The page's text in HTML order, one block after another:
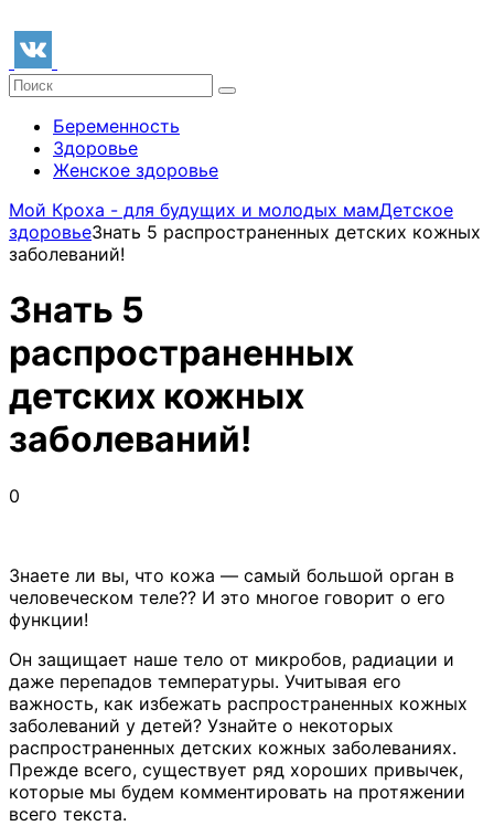
Беременность
Здоровье
Женское здоровье
Мой Кроха - для будущих и молодых мамДетское
здоровьеЗнать 5 распространенных детских кожных
заболеваний!
Знать 5
распространенных
детских кожных
заболеваний!
0
Знаете ли вы, что кожа — самый большой орган в
человеческом теле?? И это многое говорит о его
функции!
Он защищает наше тело от микробов, радиации и
даже перепадов температуры. Учитывая его
важность, как избежать распространенных кожных
заболеваний у детей? Узнайте о некоторых
распространенных детских кожных заболеваниях.
Прежде всего, существует ряд хороших привычек,
которые мы будем комментировать на протяжении
всего текста.